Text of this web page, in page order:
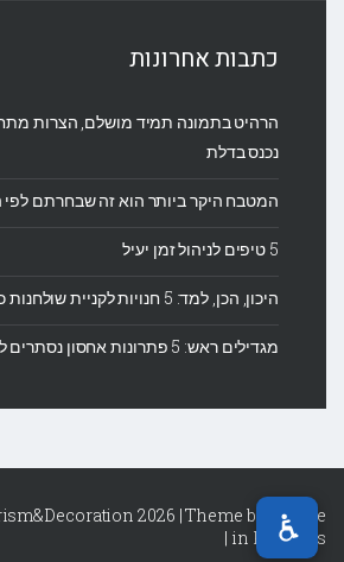
כתבות אחרונות
הרהיט בתמונה תמיד מושלם, הצרות
נכנס בדלת
המטבח היקר ביותר הוא זה שבחרתם לפי
5 טיפים לניהול זמן יעיל
היכון, הכן, למד: 5 חנויות לקניית שולחנות כתיבה לסטודנטים
מגדילים ראש: 5 פתרונות אחסון נסתרים לדירות קטנות
2026 | Theme by
Theme
in Progress
|